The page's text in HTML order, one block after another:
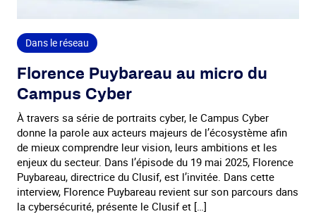
Dans le réseau
Florence Puybareau au micro du
Campus Cyber
À travers sa série de portraits cyber, le Campus Cyber
donne la parole aux acteurs majeurs de l’écosystème afin
de mieux comprendre leur vision, leurs ambitions et les
enjeux du secteur. Dans l’épisode du 19 mai 2025, Florence
Puybareau, directrice du Clusif, est l’invitée. Dans cette
interview, Florence Puybareau revient sur son parcours dans
la cybersécurité, présente le Clusif et […]